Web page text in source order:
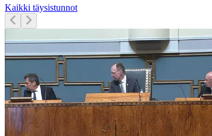
Kaikki täysistunnot